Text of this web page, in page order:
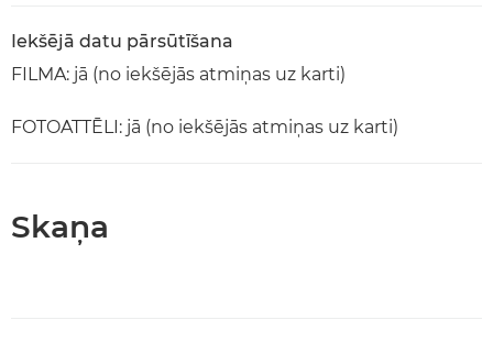
Iekšējā datu pārsūtīšana
FILMA: jā (no iekšējās atmiņas uz karti)
FOTOATTĒLI: jā (no iekšējās atmiņas uz karti)
Skaņa